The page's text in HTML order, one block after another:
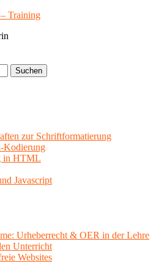
Training
zur Schriftformatierung
Kodierung
in HTML
Javascript
Urheberrecht & OER in der Lehre
Unterricht
Websites